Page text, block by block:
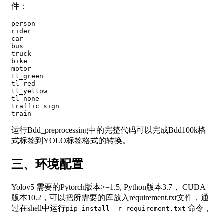
件：
person
rider
car
bus
truck
bike
motor
tl_green
tl_red
tl_yellow
tl_none
traffic sign
运行Bdd_preprocessing中的完整代码可以完成Bdd100k格
式标签到YOLO标签格式的转换。
三、环境配置
Yolov5 需要的Pytorch版本>=1.5, Python版本3.7， CUDA
版本10.2，可以把所需要的库放入requirement.txt文件，通
过在shell中运行pip install -r requirement.txt 命令，